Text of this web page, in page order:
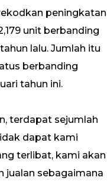
peningkatan
unit berbanding
lalu. Jumlah itu
berbanding
tahun ini.
terdapat sejumlah
dapat kami
terlibat, kami akan
jualan sebagaimana